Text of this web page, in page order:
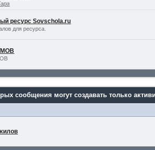
ресурс Sovschola.ru
для ресурса.
сообщения могут создавать только